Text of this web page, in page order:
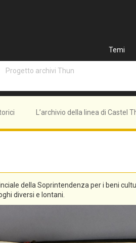
Temi
Progetto archivi Thun
L’archivio della linea di Castel
della Soprintendenza per i beni
diversi e lontani.